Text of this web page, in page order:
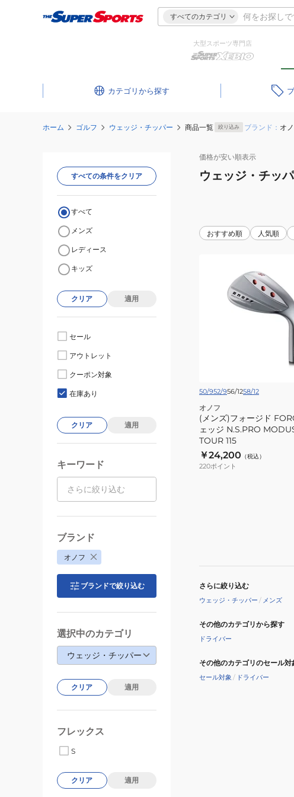
すべてのカテゴリ
大型スポーツ専門店
カテゴリ
ホーム ゴルフ ウェッジ・チッパー 商品一覧 絞り込み ブランド： オ
価格が安い順表示
ウェッジ・チッ
おすすめ順 人気順
ウ
ェ
ッ
ジ
N.S.PRO
MODUS3
50/952/956/1258/12
オノフ
(メンズ)フォージド
ェッジ N.S.PRO
TOUR 115
￥24,200 （税込）
220ポイント
さらに絞り込む
ウェッジ・チッパー / メンズ
その他のカテゴリから探す
ドライバー
その他のカテゴリのセール対
セール対象 / ドライバー
すべての条件をクリア
すべて
メンズ
レディース
キッズ
クリア 適用
セール
アウトレット
クーポン対象
在庫あり
クリア 適用
キーワード
ブランド
オノフ
ブランドで絞り込む
選択中のカテゴリ
ウェッジ・チッパー
クリア 適用
フレックス
S
クリア 適用